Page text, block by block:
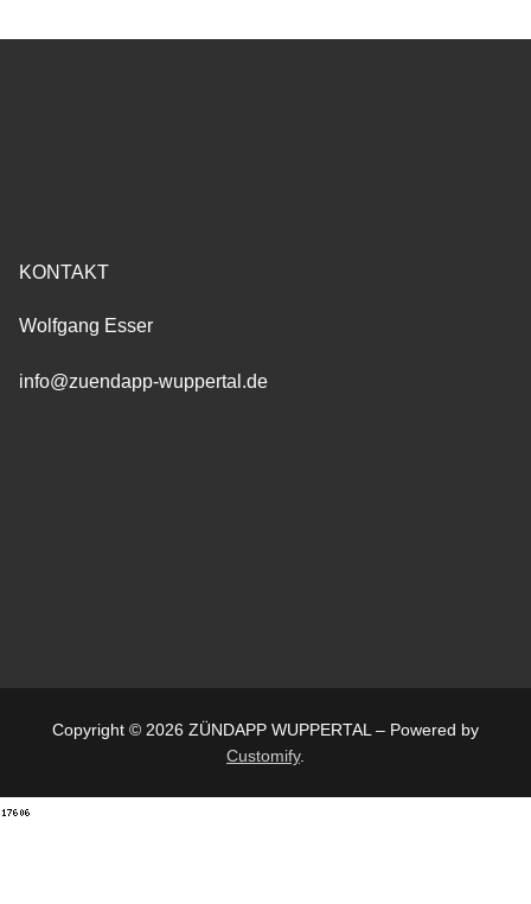
KONTAKT
Wolfgang Esser
info@zuendapp-wuppertal.de
Copyright © 2026 ZÜNDAPP WUPPERTAL – Powered by
Customify.